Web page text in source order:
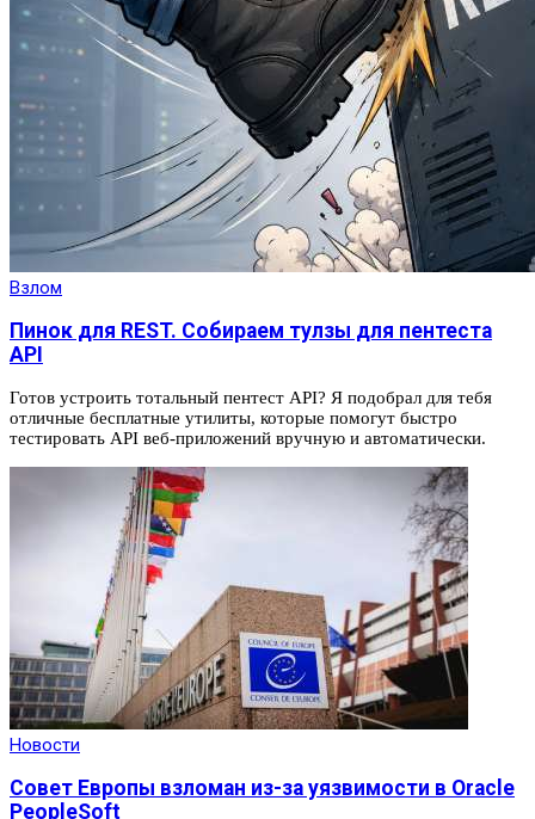
Взлом
Пинок для REST. Собираем тулзы для пентеста
API
Готов устроить тотальный пентест API? Я подобрал для тебя
отличные бесплатные утилиты, которые помогут быстро
тестировать API веб-приложений вручную и автоматически.
Новости
Совет Европы взломан из-за уязвимости в Oracle
PeopleSoft